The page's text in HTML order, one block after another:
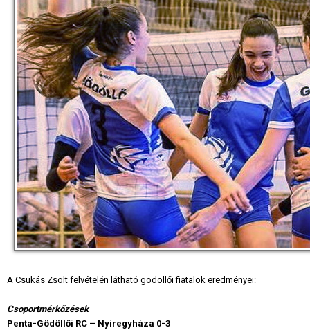
A Csukás Zsolt felvételén látható gödöllői fiatalok eredményei:
Csoportmérkőzések
Penta-Gödöllői RC – Nyíregyháza 0-3